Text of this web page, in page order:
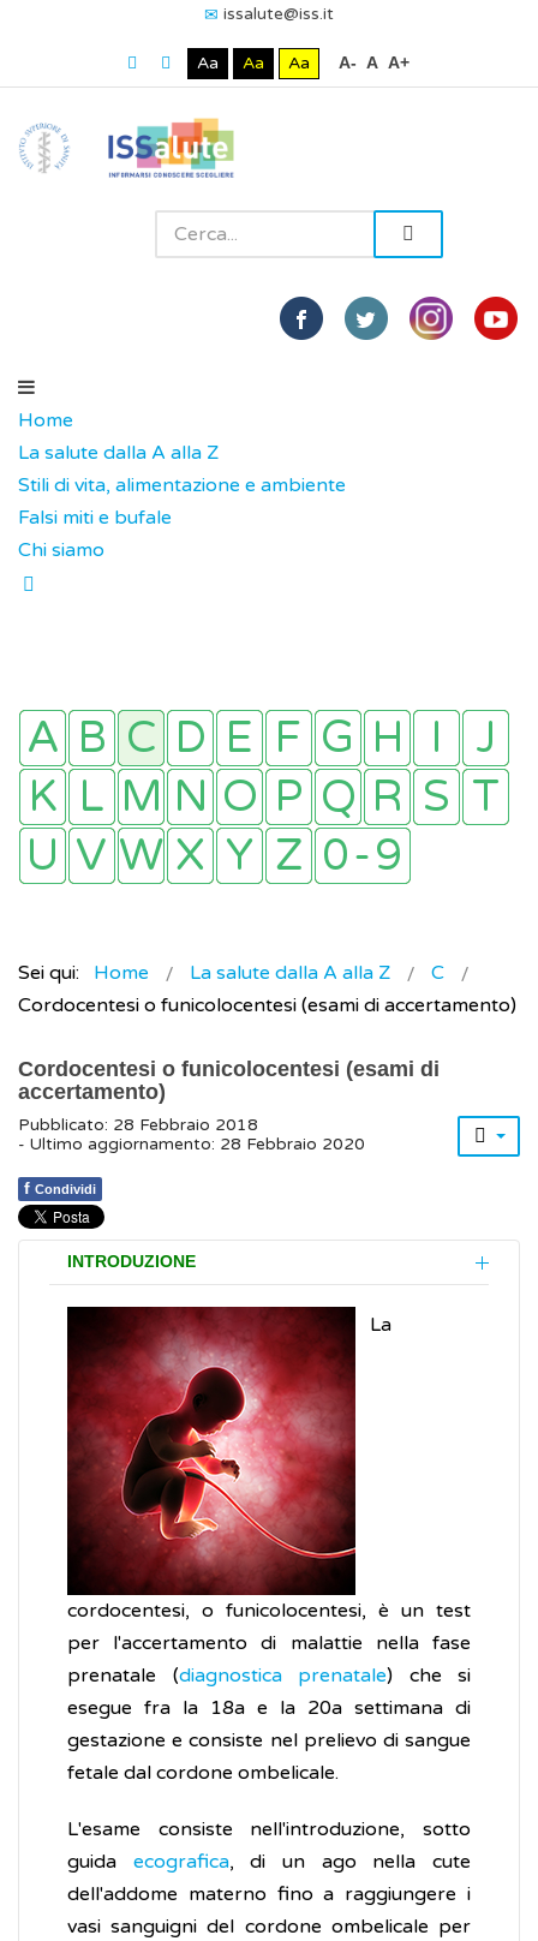
issalute@iss.it
Aa Aa Aa A- A A+
Home
La salute dalla A alla Z
Stili di vita, alimentazione e ambiente
Falsi miti e bufale
Chi siamo
Sei qui: Home La salute dalla A alla Z
C
Cordocentesi o funicolocentesi (esami di accertamento)
Cordocentesi o funicolocentesi (esami di
accertamento)
Pubblicato: 28 Febbraio 2018
- Ultimo aggiornamento: 28 Febbraio 2020
f Condividi
INTRODUZIONE
La
cordocentesi, o funicolocentesi, è un test
per l'accertamento di malattie nella fase
prenatale (diagnostica prenatale) che si
esegue fra la 18a e la 20a settimana di
gestazione e consiste nel prelievo di sangue
fetale dal cordone ombelicale.
L'esame consiste nell'introduzione, sotto
guida ecografica, di un ago nella cute
dell'addome materno fino a raggiungere i
vasi sanguigni del cordone ombelicale per